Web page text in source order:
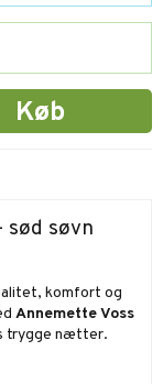
Køb
sød søvn
komfort og
Annemette Voss
trygge nætter.